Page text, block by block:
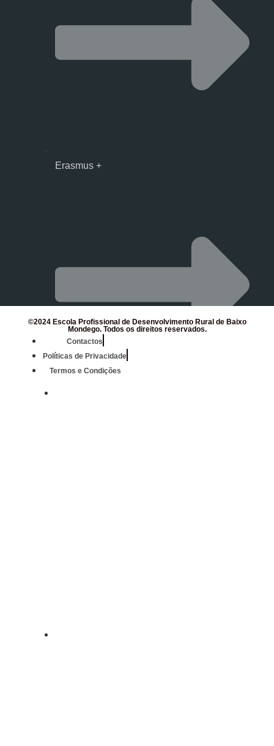
Erasmus +
©2024 Escola Profissional de Desenvolvimento Rural de Baixo
Mondego. Todos os direitos reservados.
Contactos
Políticas de Privacidade
Termos e Condições